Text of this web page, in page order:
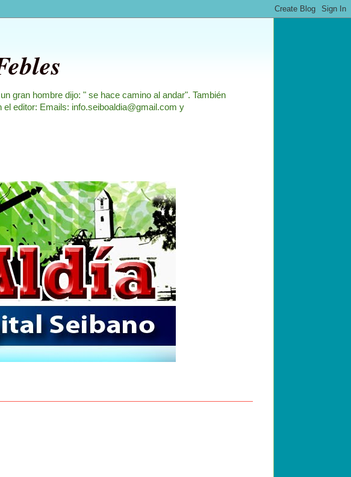
gran hombre dijo: " se hace camino al andar". También
editor: Emails: info.seiboaldia@gmail.com y